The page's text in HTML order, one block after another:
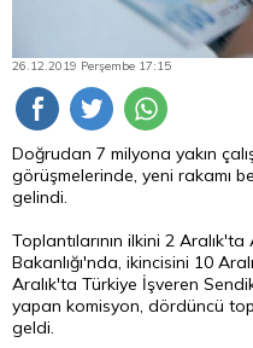
26.12.2019 Perşembe 17:15
Doğrudan 7 milyona yakın
görüşmelerinde, yeni rakamı
gelindi.
Toplantılarının ilkini 2
Bakanlığı'nda, ikincisini 10
Aralık'ta Türkiye İşveren
yapan komisyon, dördüncü
geldi.